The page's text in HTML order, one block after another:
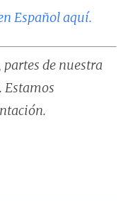
Español aquí.
de nuestra
Estamos